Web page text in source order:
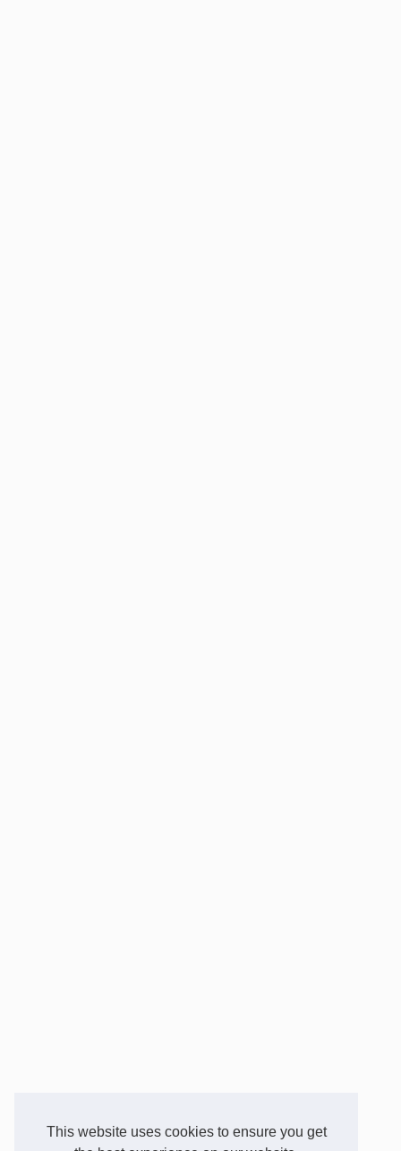
This website uses cookies to ensure you get